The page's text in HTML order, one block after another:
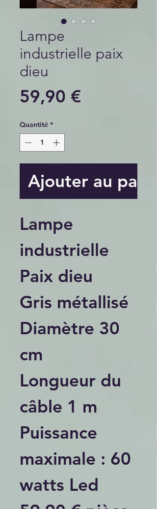
Lampe
industrielle paix
dieu
59,90 €Prix
Quantité *
Ajouter au
Lampe
industrielle
Paix dieu
Gris métallisé
Diamètre 30
cm
Longueur du
câble 1 m
Puissance
maximale : 60
watts Led